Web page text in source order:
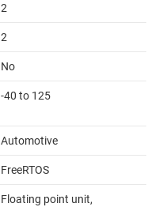
2
2
No
-40 to 125
Automotive
FreeRTOS
Floating point unit,